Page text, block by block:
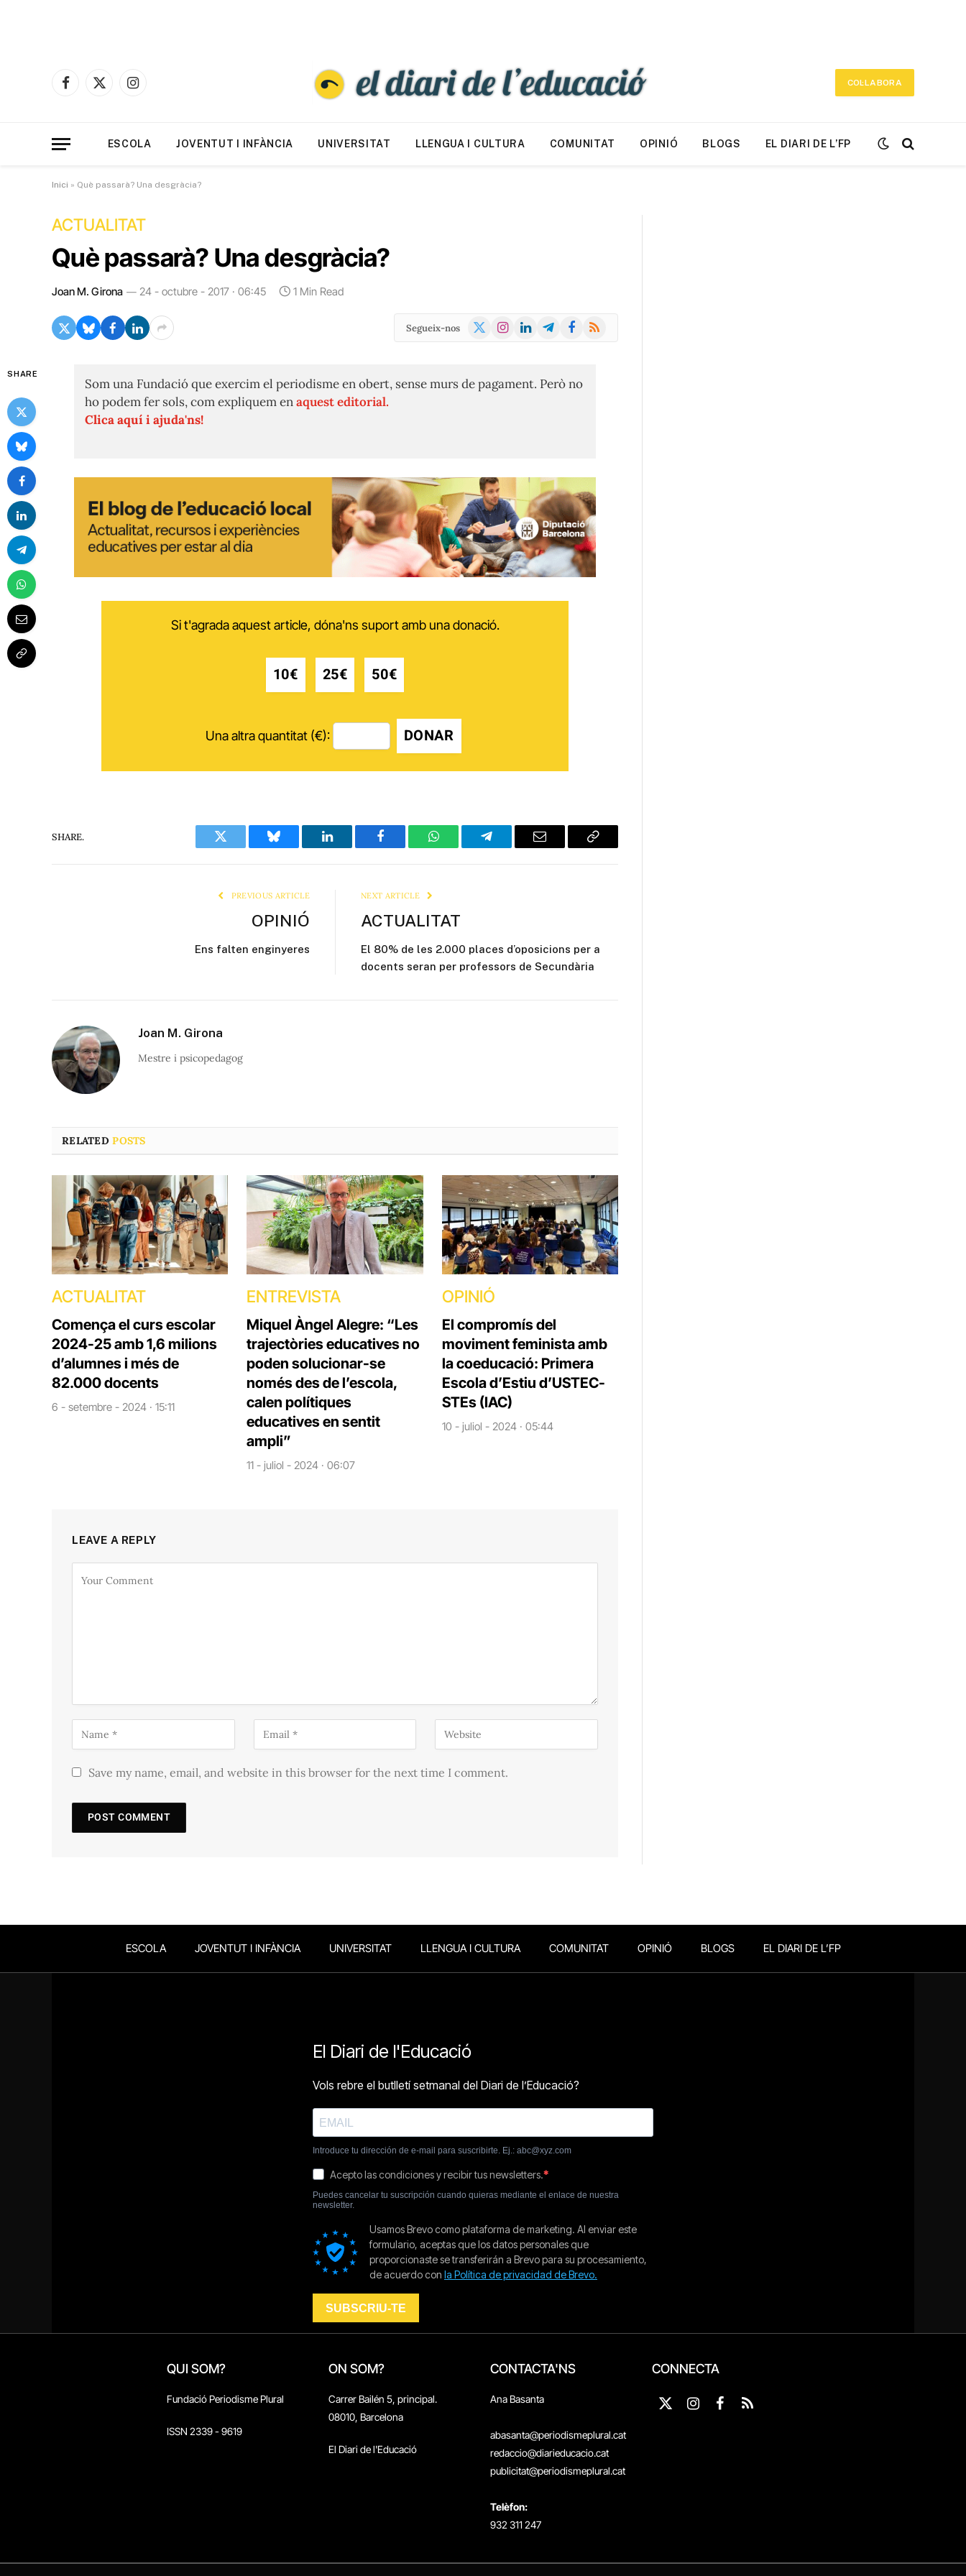
Facebook
X
Instagram
COL·LABORA
ESCOLA JOVENTUT I INFÀNCIA UNIVERSITAT LLENGUA I CULTURA COMUNITAT OPINIÓ BLOGS EL DIARI DE L’FP
Inici » Què passarà? Una desgràcia?
ACTUALITAT
Què passarà? Una desgràcia?
Joan M. Girona 24 - octubre - 2017 · 06:45 1 Min Read
Segueix-nos
X
Instagram
LinkedInTelegramFacebook
RSS
SHARE
Som una Fundació que exercim el periodisme en obert, sense murs de pagament. Però no
ho podem fer sols, com expliquem enaquest editorial.
Clica aquí i ajuda'ns!
Si t'agrada aquest article, dóna'ns suport amb una donació.
10€ 25€ 50€
Una altra quantitat (€): DONAR
SHARE.
Twitter Bluesky LinkedIn Facebook WhatsAppTelegram Email
Copy
PREVIOUS ARTICLE
OPINIÓ
Ens falten enginyeres
NEXT ARTICLE
ACTUALITAT
El 80% de les 2.000 places d’oposicions per a
docents seran per professors de Secundària
Joan M. Girona
Mestre i psicopedagog
RELATEDPOSTS
ACTUALITAT
Comença el curs escolar
2024-25 amb 1,6 milions
d’alumnes i més de
82.000 docents
6 - setembre - 2024 · 15:11
ENTREVISTA
Miquel Àngel Alegre: “Les
trajectòries educatives no
poden solucionar-se
només des de l’escola,
calen polítiques
educatives en sentit
ampli”
11 - juliol - 2024 · 06:07
OPINIÓ
El compromís del
moviment feminista amb
la coeducació: Primera
Escola d’Estiu d’USTEC-
STEs (IAC)
10 - juliol - 2024 · 05:44
LEAVE A REPLY
Save my name, email, and website in this browser for the next time I comment.
ESCOLA JOVENTUT I INFÀNCIA UNIVERSITAT LLENGUA I CULTURA COMUNITAT OPINIÓ BLOGS EL DIARI DE L’FP
QUI SOM?
Fundació Periodisme Plural
ISSN 2339 - 9619
ON SOM?
Carrer Bailén 5, principal.
08010, Barcelona
El Diari de l'Educació
CONTACTA'NS
Ana Basanta
abasanta@periodismeplural.cat
redaccio@diarieducacio.cat
publicitat@periodismeplural.cat
Telèfon:
932 311 247
CONNECTA
X
Instagram
Facebook
RSS